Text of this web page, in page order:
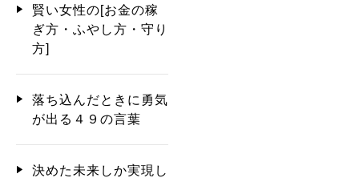
賢い女性の[お金の稼
ぎ方・ふやし方・守り
方]
落ち込んだときに勇気
が出る４９の言葉
決めた未来しか実現し